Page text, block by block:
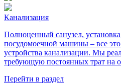
Канализация
Полноценный санузел,
посудомоечной машины – все это
устройства канализации. Мы
требующую постоянных трат на
Перейти в раздел